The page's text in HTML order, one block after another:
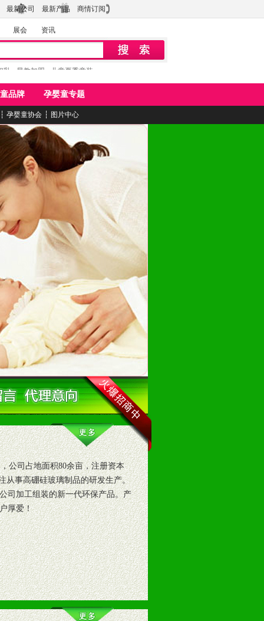
最新公司 最新产品 商情订阅
展会 资讯
乳 早教加盟 儿童夏季童装
品牌 孕婴童专题
┆ 孕婴童协会 ┆ 图片中心
公司占地面积80余亩，注册资本
从事高硼硅玻璃制品的研发生产。
司加工组装的新一代环保产品。产
厚爱！